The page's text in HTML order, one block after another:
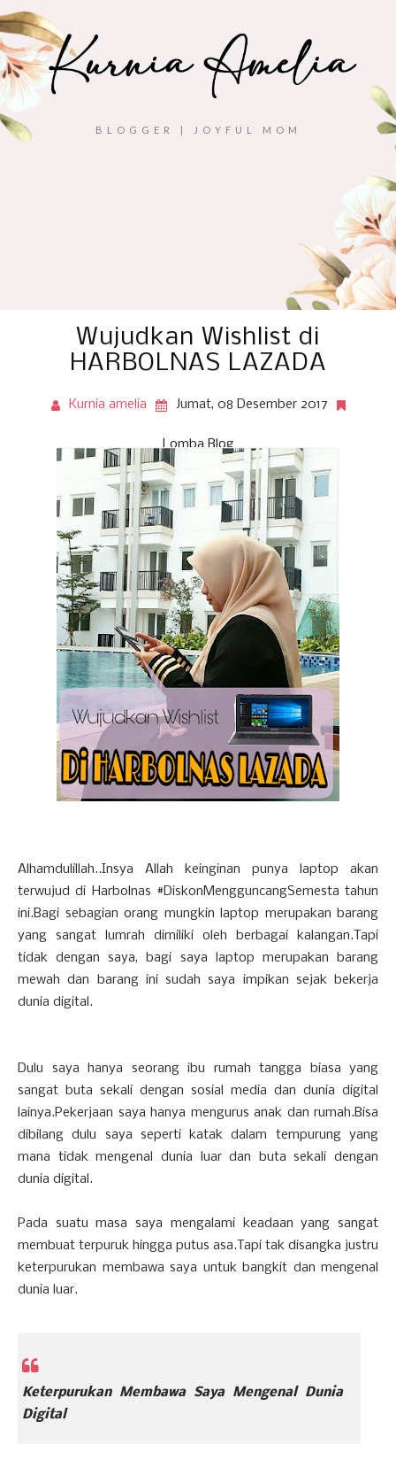
BLOGGER | JOYFUL MOM
Wujudkan Wishlist di
HARBOLNAS LAZADA
Kurnia amelia Jumat, 08 Desember 2017
Lomba Blog
Alhamdulillah..Insya Allah keinginan punya laptop akan
terwujud di Harbolnas #DiskonMengguncangSemesta tahun
ini.Bagi sebagian orang mungkin laptop merupakan barang
yang sangat lumrah dimiliki oleh berbagai kalangan.Tapi
tidak dengan saya, bagi saya laptop merupakan barang
mewah dan barang ini sudah saya impikan sejak bekerja
dunia digital.
Dulu saya hanya seorang ibu rumah tangga biasa yang
sangat buta sekali dengan sosial media dan dunia digital
lainya.Pekerjaan saya hanya mengurus anak dan rumah.Bisa
dibilang dulu saya seperti katak dalam tempurung yang
mana tidak mengenal dunia luar dan buta sekali dengan
dunia digital.
Pada suatu masa saya mengalami keadaan yang sangat
membuat terpuruk hingga putus asa.Tapi tak disangka justru
keterpurukan membawa saya untuk bangkit dan mengenal
dunia luar.
Keterpurukan Membawa Saya Mengenal Dunia
Digital